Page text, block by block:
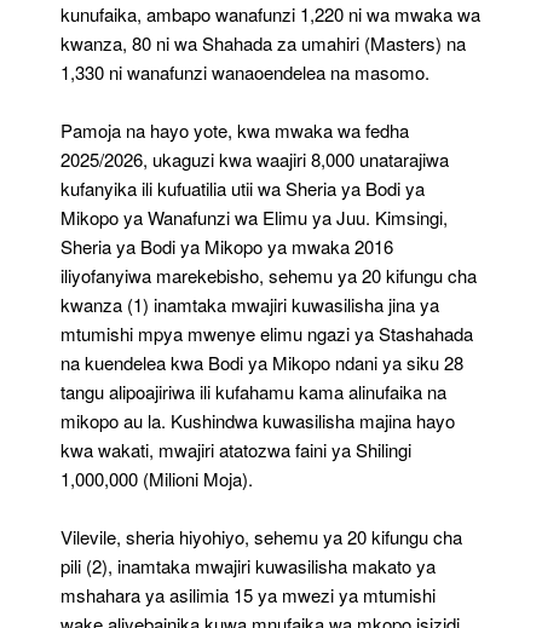
kunufaika, ambapo wanafunzi 1,220 ni wa mwaka wa
kwanza, 80 ni wa Shahada za umahiri (Masters) na
1,330 ni wanafunzi wanaoendelea na masomo.
Pamoja na hayo yote, kwa mwaka wa fedha
2025/2026, ukaguzi kwa waajiri 8,000 unatarajiwa
kufanyika ili kufuatilia utii wa Sheria ya Bodi ya
Mikopo ya Wanafunzi wa Elimu ya Juu. Kimsingi,
Sheria ya Bodi ya Mikopo ya mwaka 2016
iliyofanyiwa marekebisho, sehemu ya 20 kifungu cha
kwanza (1) inamtaka mwajiri kuwasilisha jina ya
mtumishi mpya mwenye elimu ngazi ya Stashahada
na kuendelea kwa Bodi ya Mikopo ndani ya siku 28
tangu alipoajiriwa ili kufahamu kama alinufaika na
mikopo au la. Kushindwa kuwasilisha majina hayo
kwa wakati, mwajiri atatozwa faini ya Shilingi
1,000,000 (Milioni Moja).
Vilevile, sheria hiyohiyo, sehemu ya 20 kifungu cha
pili (2), inamtaka mwajiri kuwasilisha makato ya
mshahara ya asilimia 15 ya mwezi ya mtumishi